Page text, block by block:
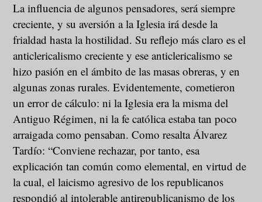
La influencia de algunos pensadores, será siempre
creciente, y su aversión a la Iglesia irá desde la
frialdad hasta la hostilidad. Su reflejo más claro es el
anticlericalismo creciente y ese anticlericalismo se
hizo pasión en el ámbito de las masas obreras, y en
algunas zonas rurales. Evidentemente, cometieron
un error de cálculo: ni la Iglesia era la misma del
Antiguo Régimen, ni la fe católica estaba tan poco
arraigada como pensaban. Como resalta Álvarez
Tardío: “Conviene rechazar, por tanto, esa
explicación tan común como elemental, en virtud de
la cual, el laicismo agresivo de los republicanos
respondió al intolerable antirepublicanismo de los